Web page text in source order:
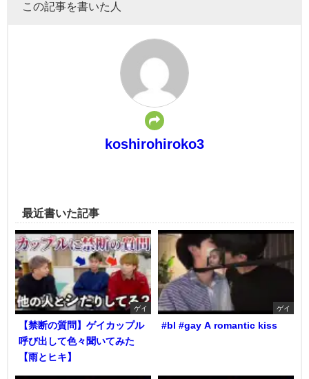
この記事を書いた人
koshirohiroko3
最近書いた記事
ゲイ
【禁断の質問】ゲイカップル
呼び出して色々聞いてみた
【雨とヒキ】
ゲイ
#bl #gay A romantic kiss